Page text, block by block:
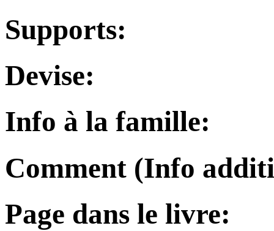
Supports:
Devise:
Info à la famille:
Comment (Info
Page dans le livre: